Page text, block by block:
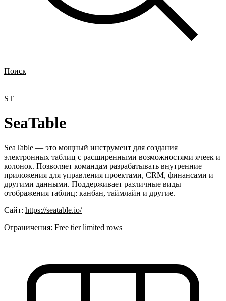
Поиск
ST
SeaTable
SeaTable — это мощный инструмент для создания
электронных таблиц с расширенными возможностями ячеек и
колонок. Позволяет командам разрабатывать внутренние
приложения для управления проектами, CRM, финансами и
другими данными. Поддерживает различные виды
отображения таблиц: канбан, таймлайн и другие.
Сайт: https://seatable.io/
Ограничения: Free tier limited rows